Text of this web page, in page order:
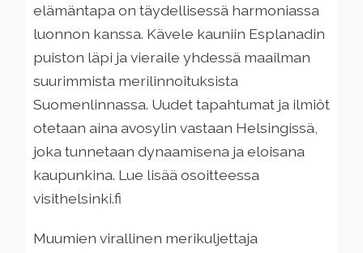
elämäntapa on täydellisessä harmoniassa
luonnon kanssa. Kävele kauniin Esplanadin
puiston läpi ja vieraile yhdessä maailman
suurimmista merilinnoituksista
Suomenlinnassa. Uudet tapahtumat ja ilmiöt
otetaan aina avosylin vastaan ​​Helsingissä,
joka tunnetaan dynaamisena ja eloisana
kaupunkina. Lue lisää osoitteessa
visithelsinki.fi
Muumien virallinen merikuljettaja